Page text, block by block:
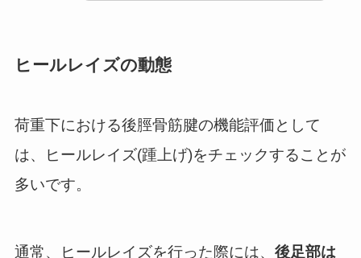
ヒールレイズの動態
荷重下における後脛骨筋腱の機能評価として
は、ヒールレイズ(踵上げ)をチェックすることが
多いです。
通常、ヒールレイズを行った際には、 後足部は